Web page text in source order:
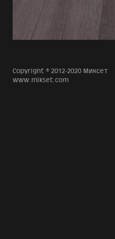
Copyright © 2012-2020 Миксет
www.mikset.com